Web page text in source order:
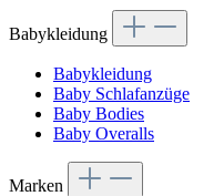
Babykleidung
Babykleidung
Baby Schlafanzüge
Baby Bodies
Baby Overalls
Marken